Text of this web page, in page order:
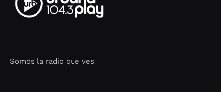
Somos la radio que ves